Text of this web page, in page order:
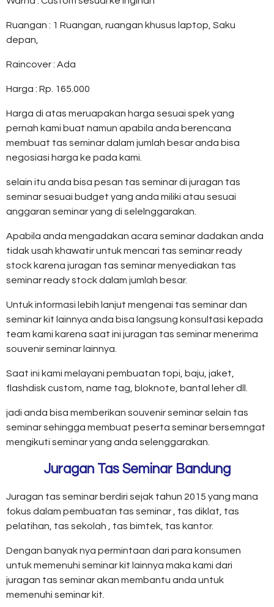
Ruangan : 1 Ruangan, ruangan khusus laptop, Saku
depan,
Raincover : Ada
Harga : Rp. 165.000
Harga di atas meruapakan harga sesuai spek yang
pernah kami buat namun apabila anda berencana
membuat tas seminar dalam jumlah besar anda bisa
negosiasi harga ke pada kami.
selain itu anda bisa pesan tas seminar di juragan tas
seminar sesuai budget yang anda miliki atau sesuai
anggaran seminar yang di selelnggarakan.
Apabila anda mengadakan acara seminar dadakan anda
tidak usah khawatir untuk mencari tas seminar ready
stock karena juragan tas seminar menyediakan tas
seminar ready stock dalam jumlah besar.
Untuk informasi lebih lanjut mengenai tas seminar dan
seminar kit lainnya anda bisa langsung konsultasi kepada
team kami karena saat ini juragan tas seminar menerima
souvenir seminar lainnya.
Saat ini kami melayani pembuatan topi, baju, jaket,
flashdisk custom, name tag, bloknote, bantal leher dll.
jadi anda bisa memberikan souvenir seminar selain tas
seminar sehingga membuat peserta seminar bersemngat
mengikuti seminar yang anda selenggarakan.
Juragan Tas Seminar Bandung
Juragan tas seminar berdiri sejak tahun 2015 yang mana
fokus dalam pembuatan tas seminar , tas diklat, tas
pelatihan, tas sekolah , tas bimtek, tas kantor.
Dengan banyak nya permintaan dari para konsumen
untuk memenuhi seminar kit lainnya maka kami dari
juragan tas seminar akan membantu anda untuk
memenuhi seminar kit.